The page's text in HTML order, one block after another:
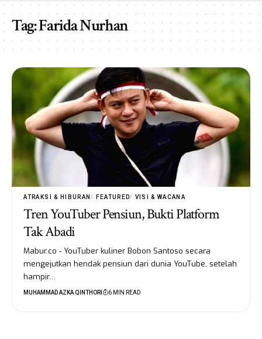
Tag:Farida Nurhan
ATRAKSI & HIBURAN FEATURED VISI & WACANA
Tren YouTuber Pensiun, Bukti Platform
Tak Abadi
Mabur.co - YouTuber kuliner Bobon Santoso secara
mengejutkan hendak pensiun dari dunia YouTube, setelah
hampir…
MUHAMMAD AZKA QINTHORI 6 MIN READ